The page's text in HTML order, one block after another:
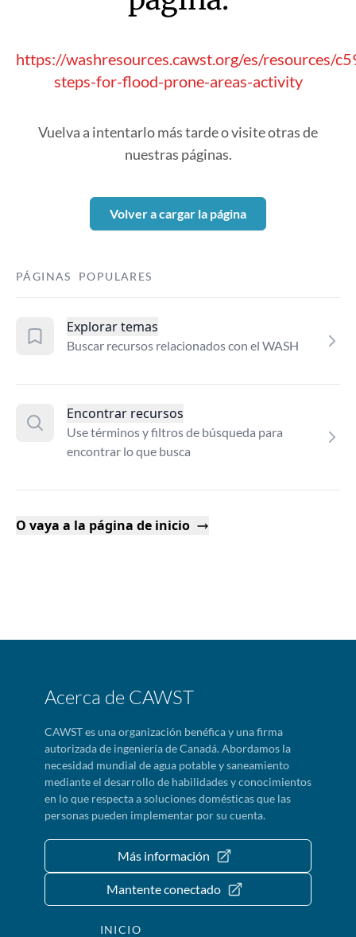
https://washresources.cawst.org/es/resources/
steps-for-flood-prone-areas-activity
Vuelva a intentarlo más tarde o visite otras de
nuestras páginas.
Volver a cargar la página
PÁGINAS POPULARES
Explorar temas
Buscar recursos relacionados con el WASH
Encontrar recursos
Use términos y filtros de búsqueda para
encontrar lo que busca
O vaya a la página de inicio
Acerca de CAWST
CAWST es una organización benéfica y una firma
autorizada de ingeniería de Canadá. Abordamos la
necesidad mundial de agua potable y saneamiento
mediante el desarrollo de habilidades y conocimientos
en lo que respecta a soluciones domésticas que las
personas pueden implementar por su cuenta.
Más información
Mantente conectado
INICIO